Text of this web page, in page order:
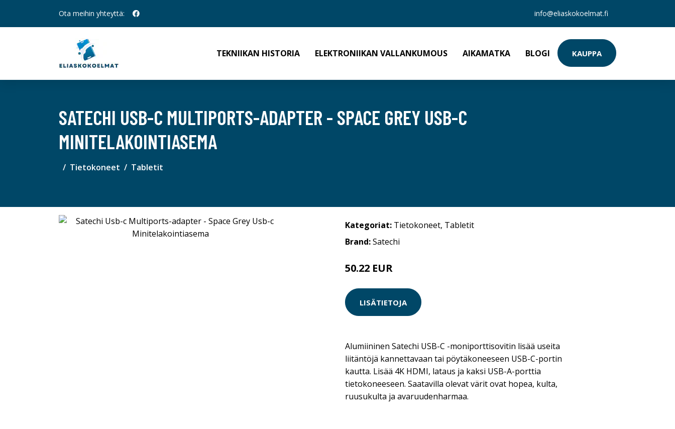
Ota meihin yhteyttä: info@eliaskokoelmat.fi
TEKNIIKAN HISTORIA ELEKTRONIIKAN VALLANKUMOUS AIKAMATKA BLOGI KAUPPA
SATECHI USB-C MULTIPORTS-ADAPTER - SPACE GREY USB-C
MINITELAKOINTIASEMA
Tietokoneet Tabletit
Kategoriat: Tietokoneet, Tabletit
Brand:Satechi
50.22 EUR
LISÄTIETOJA
Alumiininen Satechi USB-C -moniporttisovitin lisää useita
liitäntöjä kannettavaan tai pöytäkoneeseen USB-C-portin
kautta. Lisää 4K HDMI, lataus ja kaksi USB-A-porttia
tietokoneeseen. Saatavilla olevat värit ovat hopea, kulta,
ruusukulta ja avaruudenharmaa.